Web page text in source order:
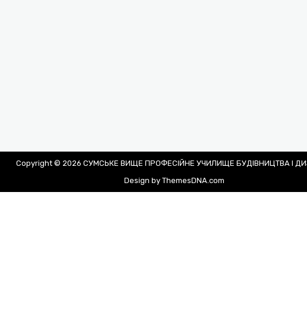
Copyright © 2026 СУМСЬКЕ ВИЩЕ ПРОФЕСІЙНЕ УЧИЛИЩЕ БУДІВНИЦТВА І
Design by ThemesDNA.com